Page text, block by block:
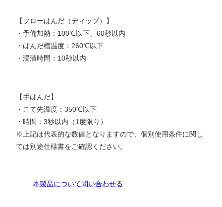
【フローはんだ（ディップ）】
・予備加熱：100℃以下、60秒以内
・はんだ槽温度：260℃以下
・浸漬時間：10秒以内
【手はんだ】
・こて先温度：350℃以下
・時間：3秒以内（1度限り）
※上記は代表的な数値となりますので、個別使用条件に関し
ては別途仕様書をご確認ください。
本製品について問い合わせる